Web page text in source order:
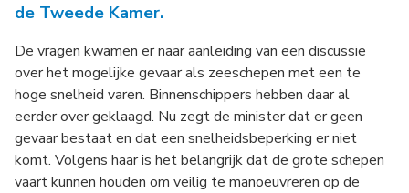
de Tweede Kamer.
De vragen kwamen er naar aanleiding van een discussie
over het mogelijke gevaar als zeeschepen met een te
hoge snelheid varen. Binnenschippers hebben daar al
eerder over geklaagd. Nu zegt de minister dat er geen
gevaar bestaat en dat een snelheidsbeperking er niet
komt. Volgens haar is het belangrijk dat de grote schepen
vaart kunnen houden om veilig te manoeuvreren op de